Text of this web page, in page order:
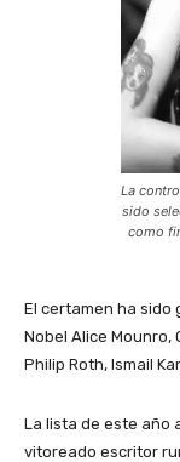
La
sido
como
El certamen ha sido
Nobel Alice Mounro,
Philip Roth, Ismail
La lista de este año
vitoreado escritor